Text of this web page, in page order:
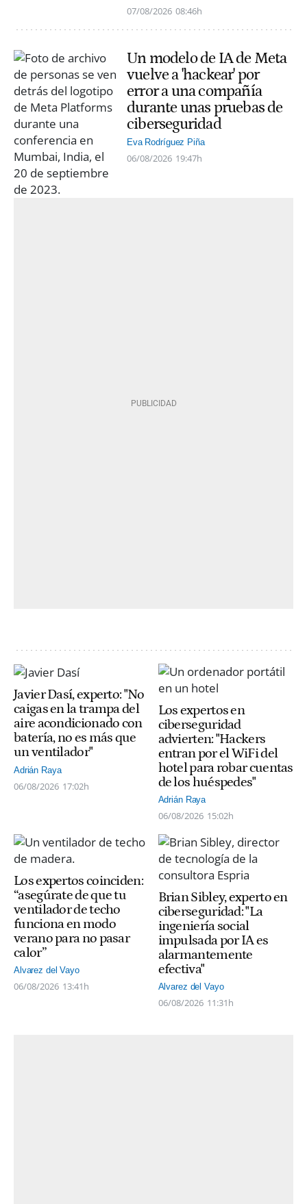
07/08/2026 08:46h
Un modelo de IA de Meta
vuelve a 'hackear' por
error a una compañía
durante unas pruebas de
ciberseguridad
Eva Rodríguez Piña
06/08/2026 19:47h
Javier Dasí, experto: "No
caigas en la trampa del
aire acondicionado con
batería, no es más que
un ventilador"
Adrián Raya
06/08/2026 17:02h
Los expertos en
ciberseguridad
advierten: "Hackers
entran por el WiFi del
hotel para robar cuentas
de los huéspedes"
Adrián Raya
06/08/2026 15:02h
Los expertos coinciden:
“asegúrate de que tu
ventilador de techo
funciona en modo
verano para no pasar
calor”
Alvarez del Vayo
06/08/2026 13:41h
Brian Sibley, experto en
ciberseguridad: "La
ingeniería social
impulsada por IA es
alarmantemente
efectiva"
Alvarez del Vayo
06/08/2026 11:31h